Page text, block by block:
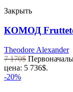
Закрыть
КОМОД
Theodore Alexander
7 170$
цена: 5 736$.
-20%